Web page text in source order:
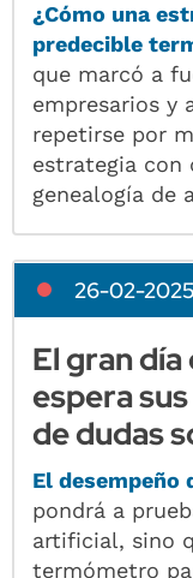
¿Cómo una
predecible
que marcó a
empresarios y
repetirse por
estrategia con
genealogía de
26-02-2025
El gran
espera
de dudas
El desempeño
pondrá a
artificial, sino
termómetro